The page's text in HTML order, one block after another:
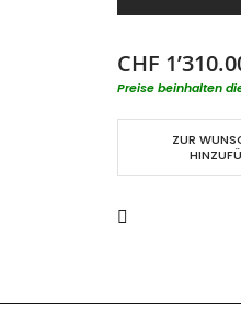
CHF
Preise beinhalten
ZUR